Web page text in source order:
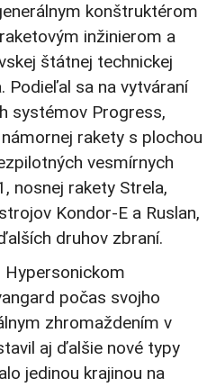
konštruktérom
inžinierom a
štátnej technickej
Podieľal sa na vytváraní
systémov Progress,
rakety s plochou
vesmírnych
nosnej rakety Strela,
Kondor-E a Ruslan,
druhov zbraní.
Hypersonickom
počas svojho
zhromaždením v
aj ďalšie nové typy
jedinou krajinou na